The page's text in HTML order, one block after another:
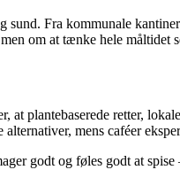
Fra kommunale
om at tænke hele måltidet
plantebaserede retter,
mens caféer
godt og føles godt at